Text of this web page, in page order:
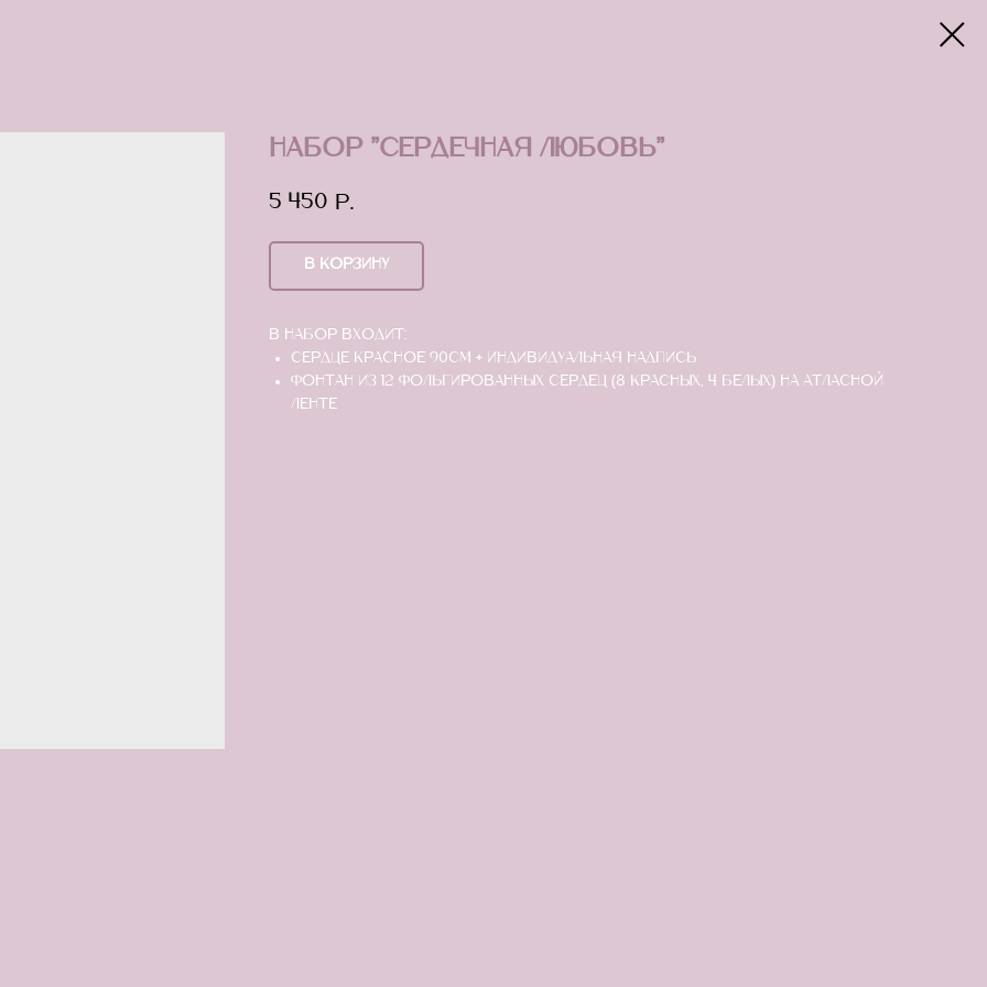
Набор "Сердечная любовь"
5 450 р.
В КОРЗИНУ
В набор входит:
Сердце красное 90см + индивидуальная надпись
Фонтан из 12 фольгированных сердец (8 красных, 4 белых) на атласной
ленте